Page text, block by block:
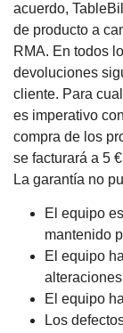
acuerdo,
de producto a
RMA. En todos
devoluciones
cliente. Para
es imperativo
compra de los
se facturará a 5
La garantía no
El equipo
mantenido
El equipo
El equipo
Los